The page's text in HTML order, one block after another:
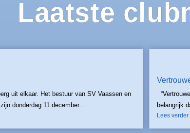
Laatste
uit elkaar. Het bestuur van SV Vaassen en
donderdag 11 december...
belangrijk
Lees verder